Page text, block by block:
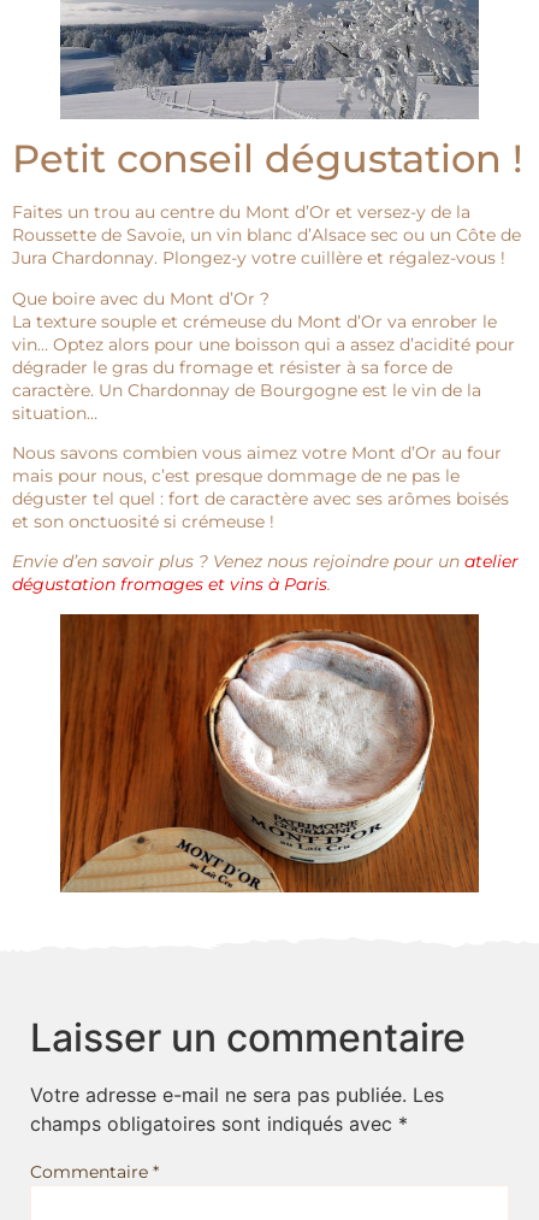
Petit conseil dégustation !
Faites un trou au centre du Mont d’Or et versez-y de la
Roussette de Savoie, un vin blanc d’Alsace sec ou un Côte de
Jura Chardonnay. Plongez-y votre cuillère et régalez-vous !
Que boire avec du Mont d’Or ?
La texture souple et crémeuse du Mont d’Or va enrober le
vin… Optez alors pour une boisson qui a assez d’acidité pour
dégrader le gras du fromage et résister à sa force de
caractère. Un Chardonnay de Bourgogne est le vin de la
situation…
Nous savons combien vous aimez votre Mont d’Or au four
mais pour nous, c’est presque dommage de ne pas le
déguster tel quel : fort de caractère avec ses arômes boisés
et son onctuosité si crémeuse !
Envie d’en savoir plus ? Venez nous rejoindre pour un atelier
dégustation fromages et vins à Paris.
Laisser un commentaire
Votre adresse e-mail ne sera pas publiée. Les
champs obligatoires sont indiqués avec *
Commentaire *